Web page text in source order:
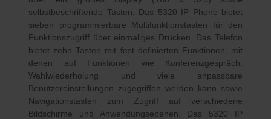
selbstbeschriftende Tasten. Das 5320 IP Phone bietet
sieben programmierbare Multifunktionstasten für den
Funktionszugriff über einmaliges Drücken. Das Telefon
bietet zehn Tasten mit fest definierten Funktionen, mit
denen auf Funktionen wie Konferenzgespräch,
Wahlwiederholung und viele anpassbare
Benutzereinstellungen zugegriffen werden kann sowie
Navigationstasten zum Zugriff auf verschiedene
Bildschirme und Anwendungsebenen. Das 5320 IP